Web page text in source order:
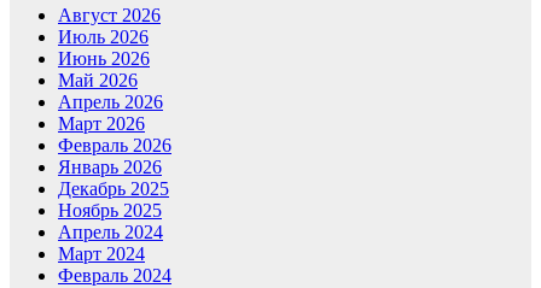
Август 2026
Июль 2026
Июнь 2026
Май 2026
Апрель 2026
Март 2026
Февраль 2026
Январь 2026
Декабрь 2025
Ноябрь 2025
Апрель 2024
Март 2024
Февраль 2024